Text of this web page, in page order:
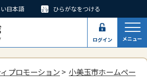
日本語 ひらがなをつける
ログイン メニュー
プロモーション> 小美玉市ホームペー